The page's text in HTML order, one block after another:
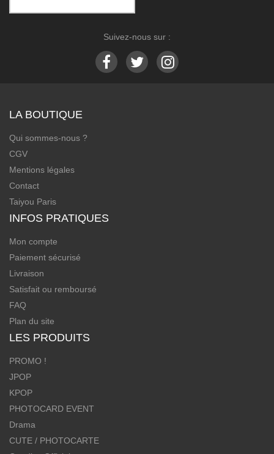
Suivez-nous sur :
LA BOUTIQUE
Qui sommes-nous ?
CGV
Mentions légales
Contact
Taiyou Paris
INFOS PRATIQUES
Mon compte
Paiement sécurisé
Livraison
Satisfait ou remboursé
FAQ
Plan du site
LES PRODUITS
PROMO !
JPOP
KPOP
PHOTOCARD EVENT
Drama
CUTE / PHOTOCARTE